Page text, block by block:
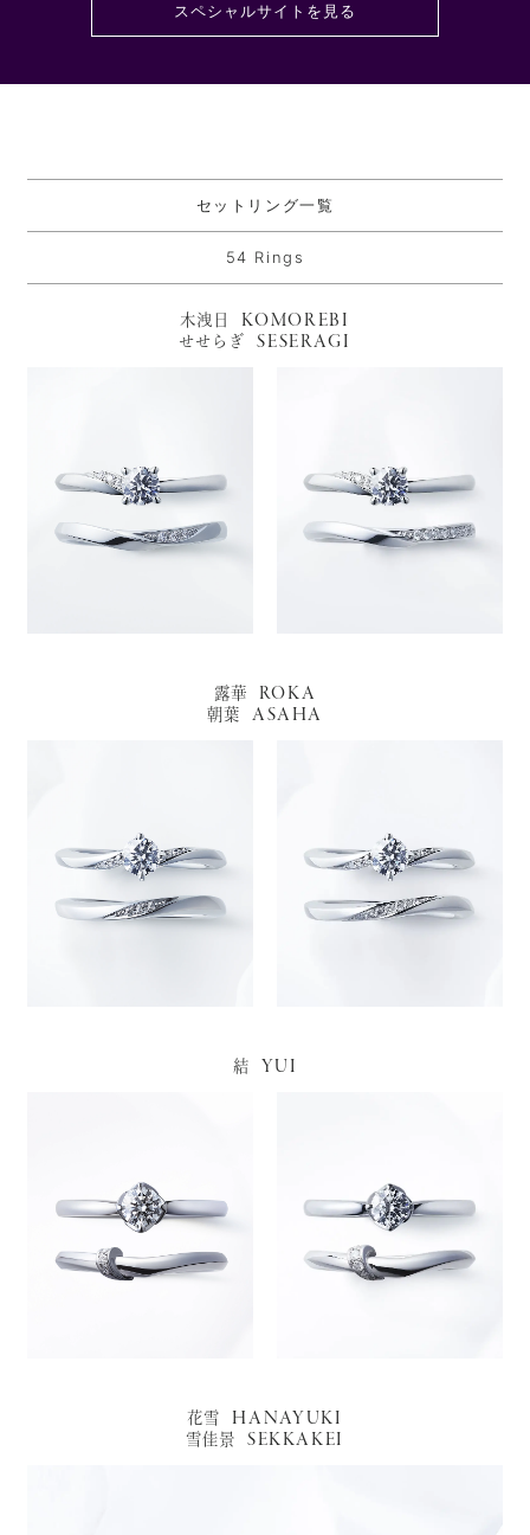
スペシャルサイトを見る
セットリング一覧
54 Rings
木洩日 KOMOREBI
せせらぎ SESERAGI
露華 ROKA
朝葉 ASAHA
結 YUI
花雪 HANAYUKI
雪佳景 SEKKAKEI